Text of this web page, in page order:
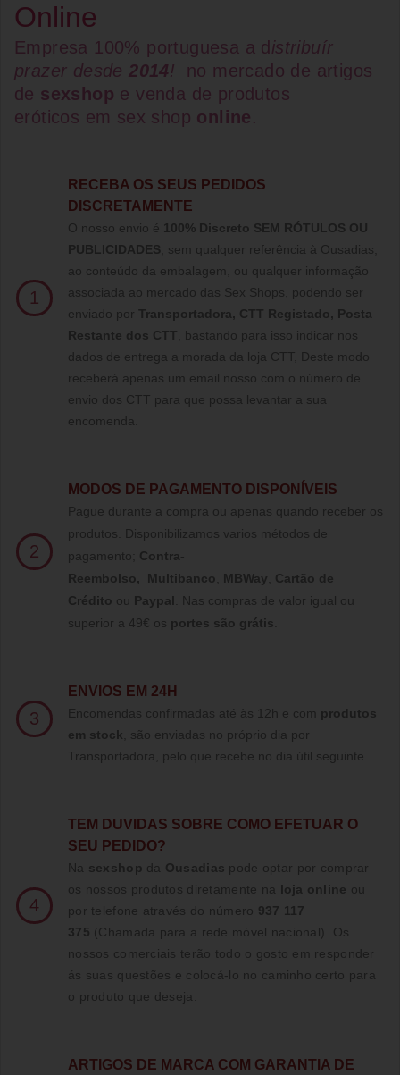
Online
Empresa 100% portuguesa a d istribuír
prazer desde2014!
no mercado de artigos
de sexshop e venda de produtos
eróticos em sex shop online.
1
RECEBA OS SEUS PEDIDOS
DISCRETAMENTE
O nosso envio é 100% Discreto SEM RÓTULOS OU
PUBLICIDADES , sem qualquer referência à Ousadias,
ao conteúdo da embalagem, ou qualquer informação
associada ao mercado das Sex Shops, podendo ser
enviado por Transportadora, CTT Registado, Posta
Restante dos CTT , bastando para isso indicar nos
dados de entrega a morada da loja CTT, Deste modo
receberá apenas um email nosso com o número de
envio dos CTT para que possa levantar a sua
encomenda.
2
MODOS DE PAGAMENTO DISPONÍVEIS
Pague durante a compra ou apenas quando receber os
produtos. Disponibilizamos varios métodos de
pagamento; Contra-
Reembolso, Multibanco MBWay
Cartão de
Crédito ou Paypal
Nas compras de valor igual ou
superior a 49€ os portes são grátis
3
ENVIOS EM 24H
Encomendas confirmadas até às 12h e com produtos
em stock , são enviadas no próprio dia por
Transportadora, pelo que recebe no dia útil seguinte.
4
TE M DUVIDAS SOBRE COMO EFETUAR O
SEU PEDIDO?
Na sexshop da Ousadias pode optar por comprar
os nossos produtos diretamente na loja online ou
por telefone através do número 937 117
375 (Chamada para a rede móvel nacional)
. Os
nossos comerciais terão todo o gosto em responder
ás suas questões e colocá-lo no caminho certo para
o produto que deseja.
ARTIGOS DE MARCA COM GARANTIA DE